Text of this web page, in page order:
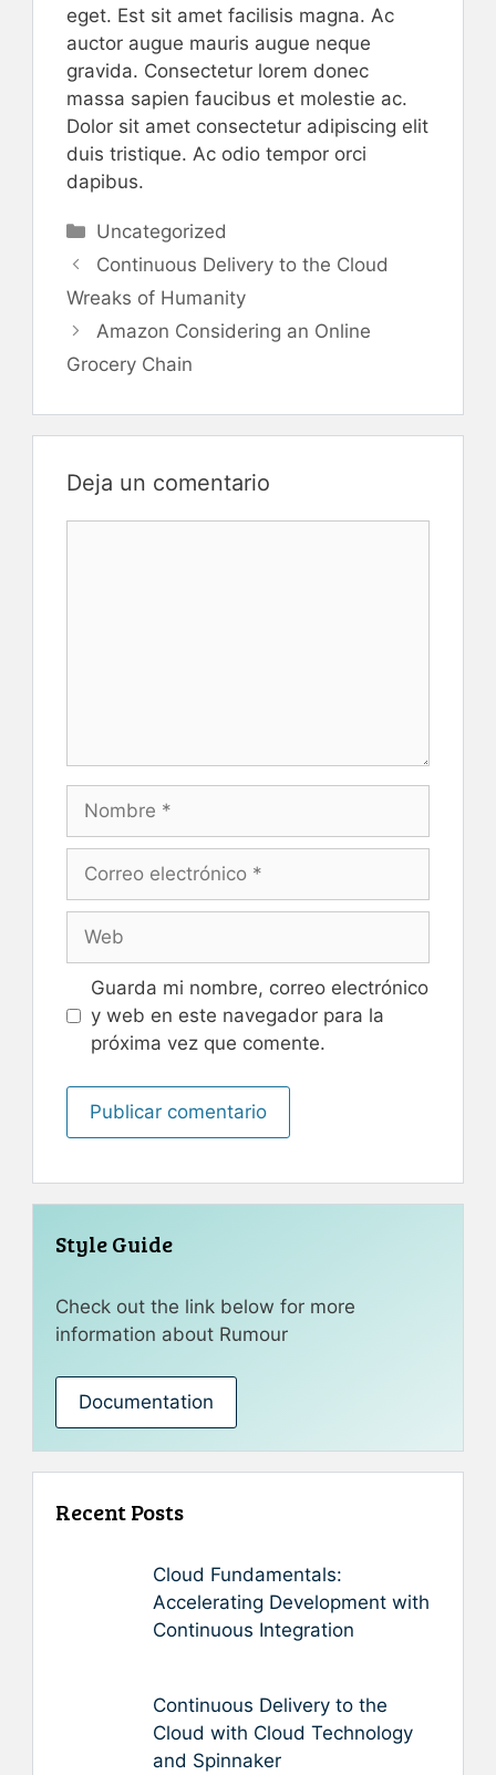
eget. Est sit amet facilisis magna. Ac
auctor augue mauris augue neque
gravida. Consectetur lorem donec
massa sapien faucibus et molestie ac.
Dolor sit amet consectetur adipiscing elit
duis tristique. Ac odio tempor orci
dapibus.
Categorías
Uncategorized
Navegación
de
Continuous Delivery to the Cloud
Wreaks of Humanity
Amazon Considering an Online
Grocery Chain
Deja un comentario
Nombre
Correo
Web
Guarda mi nombre, correo electrónico
y web en este navegador para la
próxima vez que comente.
Style Guide
Check out the link below for more
information about Rumour
Documentation
Recent Posts
Cloud Fundamentals:
Accelerating Development with
Continuous Integration
Continuous Delivery to the
Cloud with Cloud Technology
and Spinnaker